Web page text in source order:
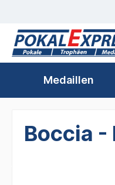
Zur
Medaillen
Boccia -